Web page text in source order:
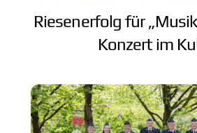
Riesenerfolg für
Konzert im